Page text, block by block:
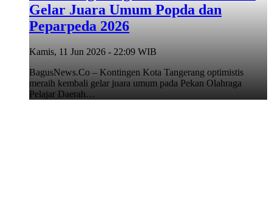
Gelar Juara Umum Popda dan
Peparpeda 2026
Kamis, 11 Jun 2026 - 22:09 WIB
BagusNews.Co – Kontingen Kota Tangerang optimistis
meraih kembali gelar juara umum pada Pekan Olahraga
Pelajar Daerah…